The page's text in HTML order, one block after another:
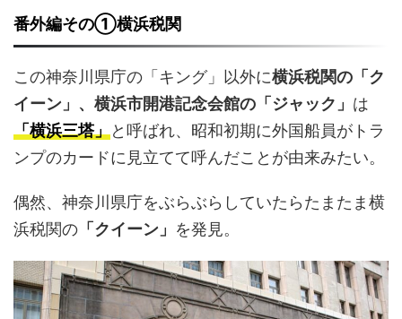
番外編その①横浜税関
この神奈川県庁の「キング」以外に横浜税関の「ク
イーン」、横浜市開港記念会館の「ジャック」 は
「横浜三塔」と呼ばれ、昭和初期に外国船員がトラ
ンプのカードに見立てて呼んだことが由来みたい。
偶然、神奈川県庁をぶらぶらしていたらたまたま横
浜税関の 「クイーン」 を発見。